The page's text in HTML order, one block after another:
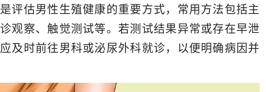
评估男性生殖健康的重要方式，常用方法包括主
观察、触觉测试等。若测试结果异常或存在早泄
及时前往男科或泌尿外科就诊，以便明确病因并